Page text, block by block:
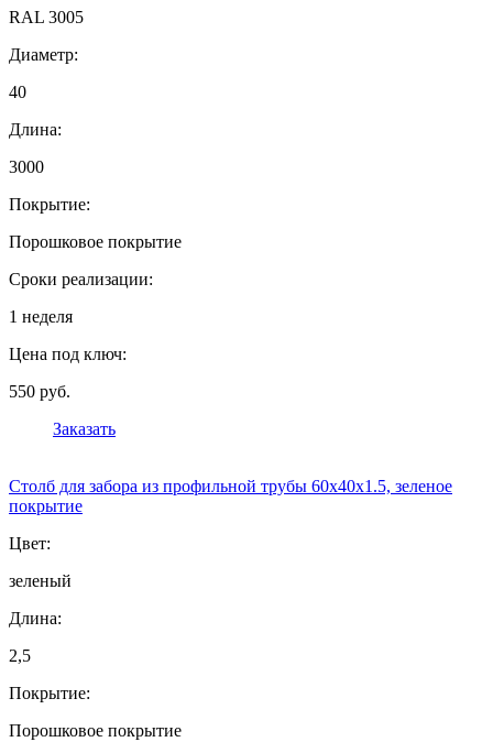
RAL 3005
Диаметр:
40
Длина:
3000
Покрытие:
Порошковое покрытие
Сроки реализации:
1 неделя
Цена под ключ:
550 руб.
Заказать
Столб для забора из профильной трубы 60х40х1.5, зеленое
покрытие
Цвет:
зеленый
Длина:
2,5
Покрытие:
Порошковое покрытие